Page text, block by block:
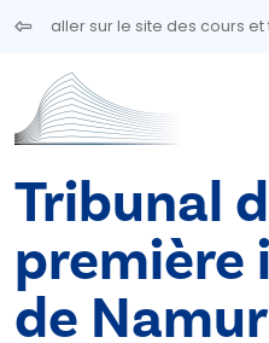
Aller au contenu principal
aller sur le site des cours et
Tribunal
première
de Namur